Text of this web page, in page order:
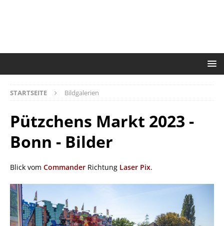
STARTSEITE Bildgalerien
Pützchens Markt 2023 -
Bonn - Bilder
Blick vom Commander Richtung Laser Pix.